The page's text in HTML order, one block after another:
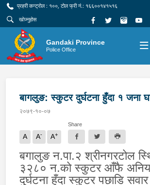
प्रहरी कन्ट्रोल : १००, टोल फ्री नं.: १६६००१४१५१६
Gandaki Province
Police Office
बागलुङ: स्कुटर दुर्घटना हुँदा १ जना
२०७९-१०-०७
A A- A+
Share
बगालुङ न.पा.२ श्रीनगरटोल
३२८० न.को स्कुटर आँफै
दुर्घटना हुँदा स्कुटर पछाडि